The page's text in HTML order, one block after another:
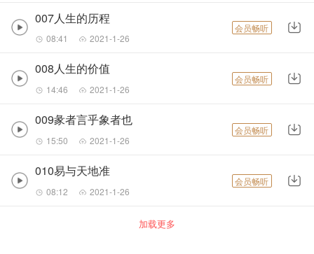
007人生的历程
08:41 2021-1-26
会员畅听
008人生的价值
14:46 2021-1-26
会员畅听
009彖者言乎象者也
15:50 2021-1-26
会员畅听
010易与天地准
08:12 2021-1-26
会员畅听
加载更多